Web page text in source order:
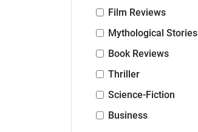
Film Reviews
Mythological Stories
Book Reviews
Thriller
Science-Fiction
Business